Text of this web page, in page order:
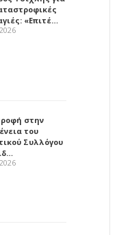
«Επιτέ…
στην
του
Συλλόγου